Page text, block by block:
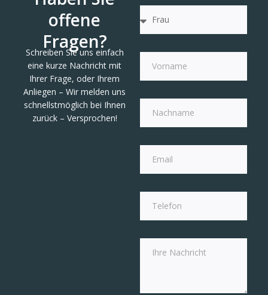
offene
Fragen?
Schreiben Sie uns einfach
eine kurze Nachricht mit
Ihrer Frage, oder Ihrem
Anliegen – Wir melden uns
schnellstmöglich bei Ihnen
zurück – Versprochen!